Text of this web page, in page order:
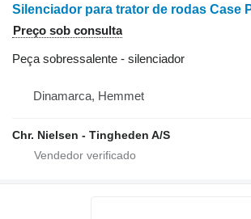
Silenciador para trator de rodas Case
Preço sob consulta
Peça sobressalente - silenciador
Dinamarca, Hemmet
Chr. Nielsen - Tingheden A/S